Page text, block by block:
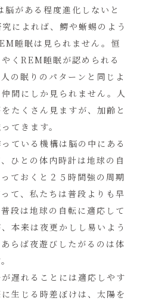
がある程度進化しないと
によれば、鰐や蜥蜴のよう
睡眠は見られません。恒
くREM睡眠が認められる
の眠りのパターンと同じよ
間にしか見られません。人
たくさん見ますが、加齢と
てきます。
ている機構は脳の中にある
ひとの体内時計は地球の自
ておくと２５時間強の周期
て、私たちは普段よりも早
段は地球の自転に適応して
本来は夜更かしし易いよう
らば夜遊びしたがるのは体
遅れることには適応しやす
生じる時差ぼけは、太陽を